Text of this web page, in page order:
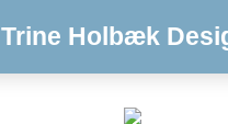
Trine Holbæk